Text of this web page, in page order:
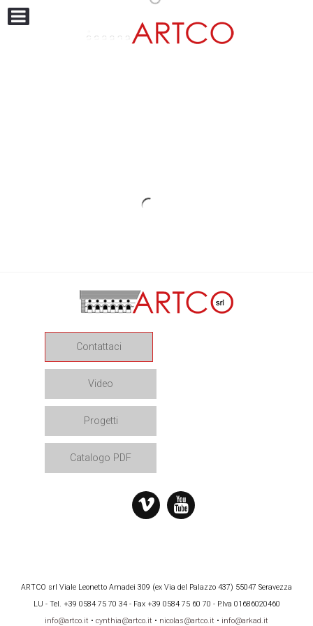
Contattaci
Video
Progetti
Catalogo PDF
ARTCO srl Viale Leonetto Amadei 309 (ex Via del Palazzo 437) 55047 Seravezza
LU - Tel. +39 0584 75 70 34 - Fax +39 0584 75 60 70 - P.Iva 01686020460
info@artco.it • cynthia@artco.it • nicolas@artco.it • info@arkad.it